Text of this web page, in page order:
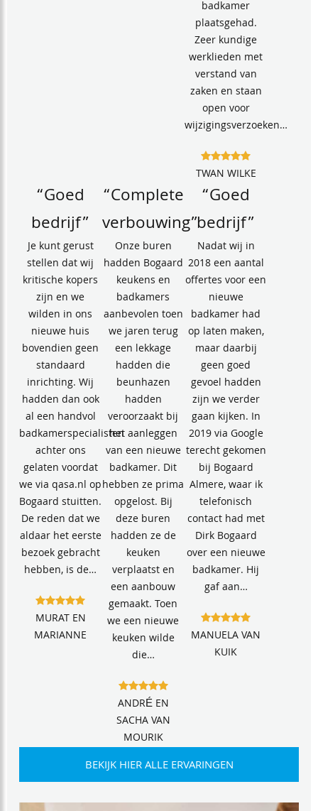
badkamer
plaatsgehad.
Zeer kundige
werklieden met
verstand van
zaken en staan
open voor
wijzigingsverzoeken…
TWAN WILKE
“Goed
bedrijf”
Je kunt gerust
stellen dat wij
kritische kopers
zijn en we
wilden in ons
nieuwe huis
bovendien geen
standaard
inrichting. Wij
hadden dan ook
al een handvol
badkamerspecialisten
achter ons
gelaten voordat
we via qasa.nl op
Bogaard stuitten.
De reden dat we
aldaar het eerste
bezoek gebracht
hebben, is de…
MURAT EN
MARIANNE
“Complete
verbouwing”
Onze buren
hadden Bogaard
keukens en
badkamers
aanbevolen toen
we jaren terug
een lekkage
hadden die
beunhazen
hadden
veroorzaakt bij
het aanleggen
van een nieuwe
badkamer. Dit
hebben ze prima
opgelost. Bij
deze buren
hadden ze de
keuken
verplaatst en
een aanbouw
gemaakt. Toen
we een nieuwe
keuken wilde
die…
ANDRÉ EN
SACHA VAN
MOURIK
“Goed
bedrijf”
Nadat wij in
2018 een aantal
offertes voor een
nieuwe
badkamer had
op laten maken,
maar daarbij
geen goed
gevoel hadden
zijn we verder
gaan kijken. In
2019 via Google
terecht gekomen
bij Bogaard
Almere, waar ik
telefonisch
contact had met
Dirk Bogaard
over een nieuwe
badkamer. Hij
gaf aan…
MANUELA VAN
KUIK
BEKIJK HIER ALLE ERVARINGEN